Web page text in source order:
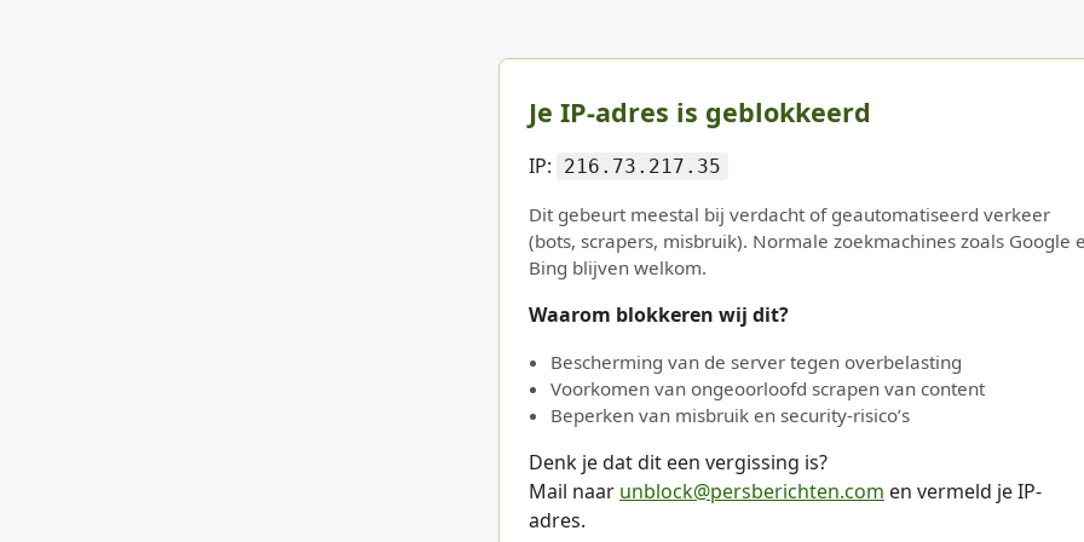
Je IP-adres is geblokkeerd
IP: 216.73.217.35
Dit gebeurt meestal bij verdacht of geautomatiseerd verkeer
(bots, scrapers, misbruik). Normale zoekmachines zoals Google
Bing blijven welkom.
Waarom blokkeren wij dit?
Bescherming van de server tegen overbelasting
Voorkomen van ongeoorloofd scrapen van content
Beperken van misbruik en security-risico’s
Denk je dat dit een vergissing is?
Mail naar unblock@persberichten.com en vermeld je IP-
adres.